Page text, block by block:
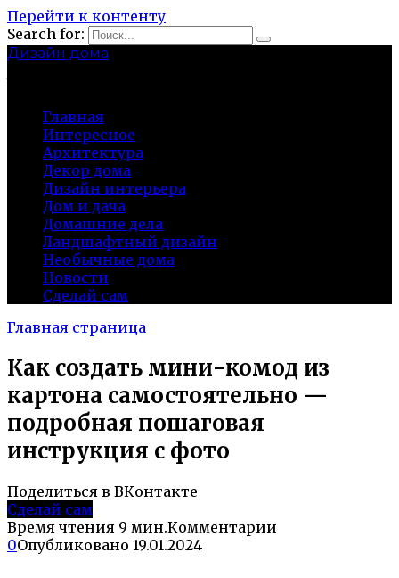
Перейти к контенту
Search for:
Дизайн дома
Главная
Интересное
Архитектура
Декор дома
Дизайн интерьера
Дом и дача
Домашние дела
Ландшафтный дизайн
Необычные дома
Новости
Сделай сам
Главная страница
Как создать мини-комод из
картона самостоятельно —
подробная пошаговая
инструкция с фото
Поделиться в ВКонтакте
Сделай сам
Время чтения 9 мин.Комментарии
0Опубликовано 19.01.2024